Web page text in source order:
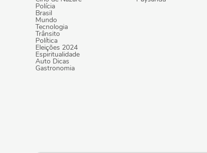
Polícia
Brasil
Mundo
Tecnologia
Trânsito
Política
Eleições 2024
Espiritualidade
Auto Dicas
Gastronomia